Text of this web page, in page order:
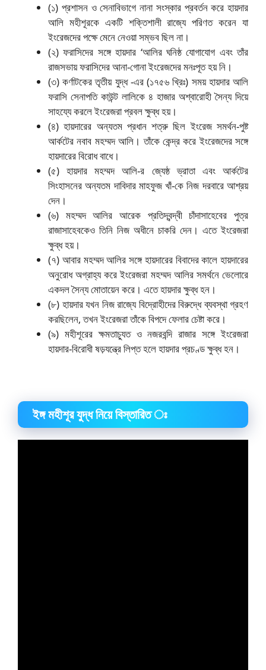
(১) প্রশাসন ও সেনাবিভাগে নানা সংস্কার প্রবর্তন করে হায়দার
আলি মহীশূরকে একটি শক্তিশালী রাজ্যে পরিণত করেন যা
ইংরেজদের পক্ষে মেনে নেওয়া সম্ভব ছিল না।
(২) ফরাসিদের সঙ্গে হায়দার ‘আলির ঘনিষ্ঠ যোগাযোগ এবং তাঁর
রাজসভায় ফরাসিদের আনা-গোনা ইংরেজদের মনঃপূত হয় নি।
(৩) কর্ণাটকের তৃতীয় যুদ্ধ -এর (১৭৫৬ খ্রিঃ) সময় হায়দার আলি
ফরাসি সেনাপতি কাউন্ট লালিকে ৪ হাজার অশ্বারোহী সৈন্য দিয়ে
সাহয্যে করলে ইংরেজরা প্রবল ক্ষুব্ধ হয়।
(৪) হায়দারের অন্যতম প্রধান শত্রু ছিল ইংরেজ সমর্থন-পুষ্ট
আর্কটের নবাব মহম্মদ আলি। তাঁকে কেন্দ্র করে ইংরেজদের সঙ্গে
হায়দারের বিরোধ বাধে।
(৫) হায়দার মহম্মদ আলি-র জ্যেষ্ঠ ভ্রাতা এবং আর্কটের
সিংহাসনের অন্যতম দাবিদার মাহফুজ খাঁ-কে নিজ দরবারে আশ্রয়
দেন।
(৬) মহম্মদ আলির আরেক প্রতিদ্বন্দ্বী চাঁদাসাহেবের পুত্র
রাজাসাহেবকেও তিনি নিজ অধীনে চাকরি দেন। এতে ইংরেজরা
ক্ষুব্ধ হয়।
(৭) আবার মহম্মদ আলির সঙ্গে হায়দারের বিবাদের কালে হায়দারের
অনুরোধ অগ্রাহ্য করে ইংরেজরা মহম্মদ আলির সমর্থনে ভেলোরে
একদল সৈন্য মোতায়েন করে। এতে হায়দার ক্ষুব্ধ হন।
(৮) হায়দার যখন নিজ রাজ্যে বিদ্রোহীদের বিরুদ্ধে ব্যবস্থা গ্রহণ
করছিলেন, তখন ইংরেজরা তাঁকে বিপদে ফেলার চেষ্টা করে।
(৯) মহীশূরের ক্ষমতাচ্যুত ও নজরবন্দি রাজার সঙ্গে ইংরেজরা
হায়দার-বিরোধী ষড়যন্ত্রে লিপ্ত হলে হায়দার প্রচণ্ড ক্ষুব্ধ হন।
ইঙ্গ মহীশূর যুদ্ধ নিয়ে বিস্তারিত ঃ